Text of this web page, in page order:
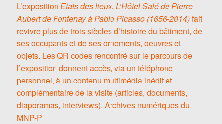
L’expositionEtats des lieux. L’Hôtel Salé de Pierre
Aubert de Fontenay à Pablo Picasso (1656-2014)fait
revivre plus de trois siècles d’histoire du bâtiment, de
ses occupants et de ses ornements, oeuvres et
objets. Les QR codes rencontré sur le parcours de
l’exposition donnent accès, via un téléphone
personnel, à un contenu multimédia inédit et
complémentaire de la visite (articles, documents,
diaporamas, interviews). Archives numériques du
MNP-P